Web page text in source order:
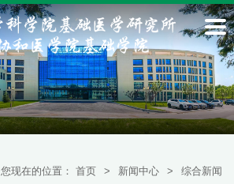
您现在的位置： 首页 > 新闻中心 > 综合新闻